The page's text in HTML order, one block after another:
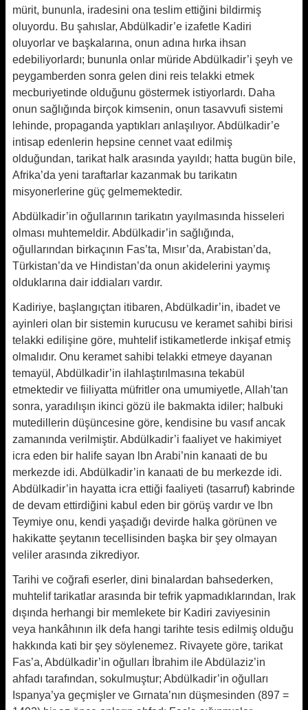
mürit, bununla, iradesini ona teslim ettiğini bildirmiş
oluyordu. Bu şahıslar, Abdülkadir’e izafetle Kadiri
oluyorlar ve başkalarına, onun adına hırka ihsan
edebiliyorlardı; bununla onlar müride Abdülkadir’i şeyh ve
peygamberden sonra gelen dini reis telakki etmek
mecburiyetinde olduğunu göstermek istiyorlardı. Daha
onun sağlığında birçok kimsenin, onun tasavvufi sistemi
lehinde, propaganda yaptıkları anlaşılıyor. Abdülkadir’e
intisap edenlerin hepsine cennet vaat edilmiş
olduğundan, tarikat halk arasında yayıldı; hatta bugün bile,
Afrika’da yeni taraftarlar kazanmak bu tarikatın
misyonerlerine güç gelmemektedir.
Abdülkadir’in oğullarının tarikatın yayılmasında hisseleri
olması muhtemeldir. Abdülkadir’in sağlığında,
oğullarından birkaçının Fas’ta, Mısır’da, Arabistan’da,
Türkistan’da ve Hindistan’da onun akidelerini yaymış
olduklarına dair iddiaları vardır.
Kadiriye, başlangıçtan itibaren, Abdülkadir’in, ibadet ve
ayinleri olan bir sistemin kurucusu ve keramet sahibi birisi
telakki edilişine göre, muhtelif istikametlerde inkişaf etmiş
olmalıdır. Onu keramet sahibi telakki etmeye dayanan
temayül, Abdülkadir’in ilahlaştırılmasına tekabül
etmektedir ve fiiliyatta müfritler ona umumiyetle, Allah’tan
sonra, yaradılışın ikinci gözü ile bakmakta idiler; halbuki
mutedillerin düşüncesine göre, kendisine bu vasıf ancak
zamanında verilmiştir. Abdülkadir’i faaliyet ve hakimiyet
icra eden bir halife sayan lbn Arabi’nin kanaati de bu
merkezde idi. Abdülkadir’in kanaati de bu merkezde idi.
Abdülkadir’in hayatta icra ettiği faaliyeti (tasarruf) kabrinde
de devam ettirdiğini kabul eden bir görüş vardır ve lbn
Teymiye onu, kendi yaşadığı devirde halka görünen ve
hakikatte şeytanın tecellisinden başka bir şey olmayan
veliler arasında zikrediyor.
Tarihi ve coğrafi eserler, dini binalardan bahsederken,
muhtelif tarikatlar arasında bir tefrik yapmadıklarından, Irak
dışında herhangi bir memlekete bir Kadiri zaviyesinin
veya hankâhının ilk defa hangi tarihte tesis edilmiş olduğu
hakkında kati bir şey söylenemez. Rivayete göre, tarikat
Fas’a, Abdülkadir’in oğulları İbrahim ile Abdülaziz’in
ahfadı tarafından, sokulmuştur; Abdülkadir’in oğulları
Ispanya’ya geçmişler ve Gırnata’nın düşmesinden (897 =